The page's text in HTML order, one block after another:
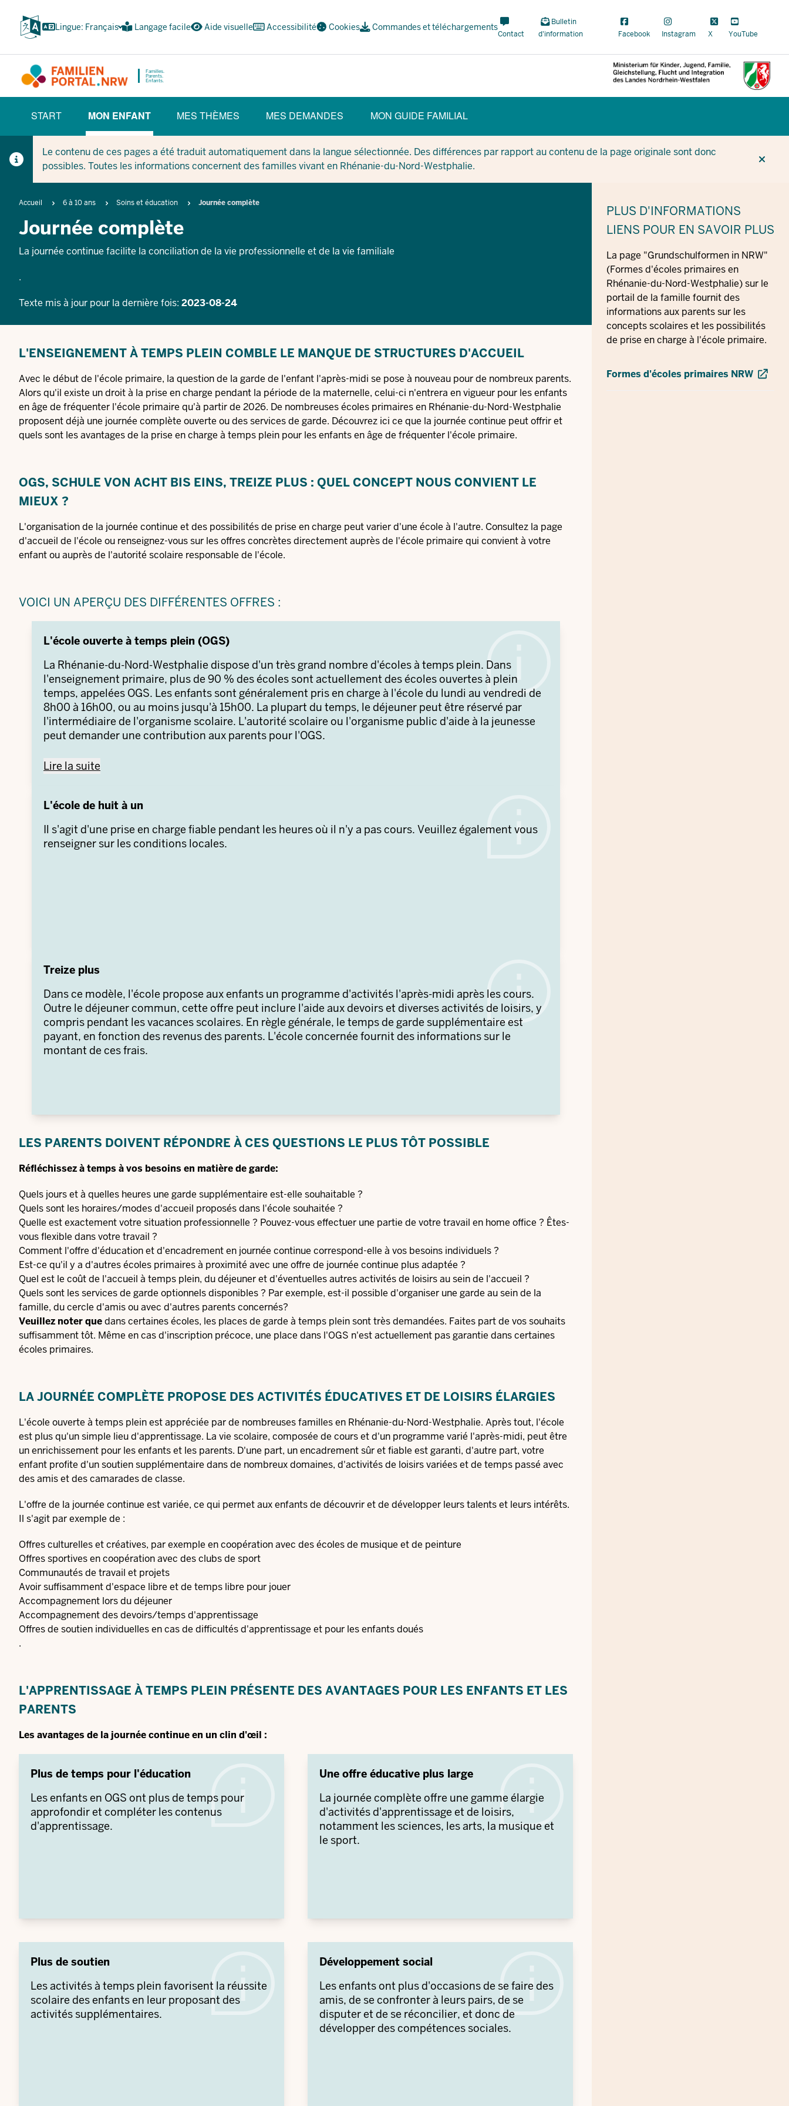
principal
Lingue: Français Langage facile Aide visuelle Accessibilité Cookies Commandes et téléchargements Meta
Navi
Contact
Bulletin
d'information
Facebook Instagram X YouTube
Familles.
Parents.
Enfants.
(BÜRGERBEREICH)
START
MON ENFANT
(CURRENT SECTION)
MES THÈMES MES DEMANDES MON GUIDE FAMILIAL
Le contenu de ces pages a été traduit automatiquement dans la langue sélectionnée. Des différences par rapport au contenu de la page originale sont donc
possibles. Toutes les informations concernent des familles vivant en Rhénanie-du-Nord-Westphalie.
Breadcrumb
Accueil 6 à 10 ans Soins et éducation Journée complète
Journée complète
La journée continue facilite la conciliation de la vie professionnelle et de la vie familiale
.
Texte mis à jour pour la dernière fois: 2023-08-24
L'ENSEIGNEMENT À TEMPS PLEIN COMBLE LE MANQUE DE STRUCTURES D'ACCUEIL
Avec le début de l'école primaire, la question de la garde de l'enfant l'après-midi se pose à nouveau pour de nombreux parents.
Alors qu'il existe un droit à la prise en charge pendant la période de la maternelle, celui-ci n'entrera en vigueur pour les enfants
en âge de fréquenter l'école primaire qu'à partir de 2026. De nombreuses écoles primaires en Rhénanie-du-Nord-Westphalie
proposent déjà une journée complète ouverte ou des services de garde. Découvrez ici ce que la journée continue peut offrir et
quels sont les avantages de la prise en charge à temps plein pour les enfants en âge de fréquenter l'école primaire.
OGS, SCHULE VON ACHT BIS EINS, TREIZE PLUS : QUEL CONCEPT NOUS CONVIENT LE
MIEUX ?
L'organisation de la journée continue et des possibilités de prise en charge peut varier d'une école à l'autre. Consultez la page
d'accueil de l'école ou renseignez-vous sur les offres concrètes directement auprès de l'école primaire qui convient à votre
enfant ou auprès de l'autorité scolaire responsable de l'école.
VOICI UN APERÇU DES DIFFÉRENTES OFFRES :
L'école ouverte à temps plein (OGS)
La Rhénanie-du-Nord-Westphalie dispose d'un très grand nombre d'écoles à temps plein. Dans
l'enseignement primaire, plus de 90 % des écoles sont actuellement des écoles ouvertes à plein
temps, appelées OGS. Les enfants sont généralement pris en charge à l'école du lundi au vendredi de
8h00 à 16h00, ou au moins jusqu'à 15h00. La plupart du temps, le déjeuner peut être réservé par
l'intermédiaire de l'organisme scolaire. L'autorité scolaire ou l'organisme public d'aide à la jeunesse
peut demander une contribution aux parents pour l'OGS.
Une contribution supplémentaire peut être demandée pour le repas de midi. Pour connaître le
montant de ces frais, veuillez contacter l'école ou l'autorité scolaire dont dépend l'école. Les parents
être stimulés de manière optimale si leur participation est régulière.
L'école ouverte à temps plein (OGS) -
Lire la suite
L'école de huit à un
Il s'agit d'une prise en charge fiable pendant les heures où il n'y a pas cours. Veuillez également vous
renseigner sur les conditions locales.
Treize plus
Dans ce modèle, l'école propose aux enfants un programme d'activités l'après-midi après les cours.
Outre le déjeuner commun, cette offre peut inclure l'aide aux devoirs et diverses activités de loisirs, y
compris pendant les vacances scolaires. En règle générale, le temps de garde supplémentaire est
payant, en fonction des revenus des parents. L'école concernée fournit des informations sur le
montant de ces frais.
LES PARENTS DOIVENT RÉPONDRE À CES QUESTIONS LE PLUS TÔT POSSIBLE
Réfléchissez à temps à vos besoins en matière de garde:
Quels jours et à quelles heures une garde supplémentaire est-elle souhaitable ?
Quels sont les horaires/modes d'accueil proposés dans l'école souhaitée ?
Quelle est exactement votre situation professionnelle ? Pouvez-vous effectuer une partie de votre travail en home office ? Êtes-
vous flexible dans votre travail ?
Comment l'offre d'éducation et d'encadrement en journée continue correspond-elle à vos besoins individuels ?
Est-ce qu'il y a d'autres écoles primaires à proximité avec une offre de journée continue plus adaptée ?
Quel est le coût de l'accueil à temps plein, du déjeuner et d'éventuelles autres activités de loisirs au sein de l'accueil ?
Quels sont les services de garde optionnels disponibles ? Par exemple, est-il possible d'organiser une garde au sein de la
famille, du cercle d'amis ou avec d'autres parents concernés?
Veuillez noter quedans certaines écoles, les places de garde à temps plein sont très demandées. Faites part de vos souhaits
suffisamment tôt. Même en cas d'inscription précoce, une place dans l'OGS n'est actuellement pas garantie dans certaines
écoles primaires.
LA JOURNÉE COMPLÈTE PROPOSE DES ACTIVITÉS ÉDUCATIVES ET DE LOISIRS ÉLARGIES
L'école ouverte à temps plein est appréciée par de nombreuses familles en Rhénanie-du-Nord-Westphalie. Après tout, l'école
est plus qu'un simple lieu d'apprentissage. La vie scolaire, composée de cours et d'un programme varié l'après-midi, peut être
un enrichissement pour les enfants et les parents. D'une part, un encadrement sûr et fiable est garanti, d'autre part, votre
enfant profite d'un soutien supplémentaire dans de nombreux domaines, d'activités de loisirs variées et de temps passé avec
des amis et des camarades de classe.
L'offre de la journée continue est variée, ce qui permet aux enfants de découvrir et de développer leurs talents et leurs intérêts.
Il s'agit par exemple de :
Offres culturelles et créatives, par exemple en coopération avec des écoles de musique et de peinture
Offres sportives en coopération avec des clubs de sport
Communautés de travail et projets
Avoir suffisamment d'espace libre et de temps libre pour jouer
Accompagnement lors du déjeuner
Accompagnement des devoirs/temps d'apprentissage
Offres de soutien individuelles en cas de difficultés d'apprentissage et pour les enfants doués
.
L'APPRENTISSAGE À TEMPS PLEIN PRÉSENTE DES AVANTAGES POUR LES ENFANTS ET LES
PARENTS
Les avantages de la journée continue en un clin d'œil :
Plus de temps pour l'éducation
Les enfants en OGS ont plus de temps pour
approfondir et compléter les contenus
d'apprentissage.
Une offre éducative plus large
La journée complète offre une gamme élargie
d'activités d'apprentissage et de loisirs,
notamment les sciences, les arts, la musique et
le sport.
Plus de soutien
Les activités à temps plein favorisent la réussite
scolaire des enfants en leur proposant des
activités supplémentaires.
Développement social
Les enfants ont plus d'occasions de se faire des
amis, de se confronter à leurs pairs, de se
disputer et de se réconcilier, et donc de
développer des compétences sociales.
PLUS D'INFORMATIONS
LIENS POUR EN SAVOIR PLUS
La page "Grundschulformen in NRW"
(Formes d'écoles primaires en
Rhénanie-du-Nord-Westphalie) sur le
portail de la famille fournit des
informations aux parents sur les
concepts scolaires et les possibilités
de prise en charge à l'école primaire.
Formes d'écoles primaires NRW